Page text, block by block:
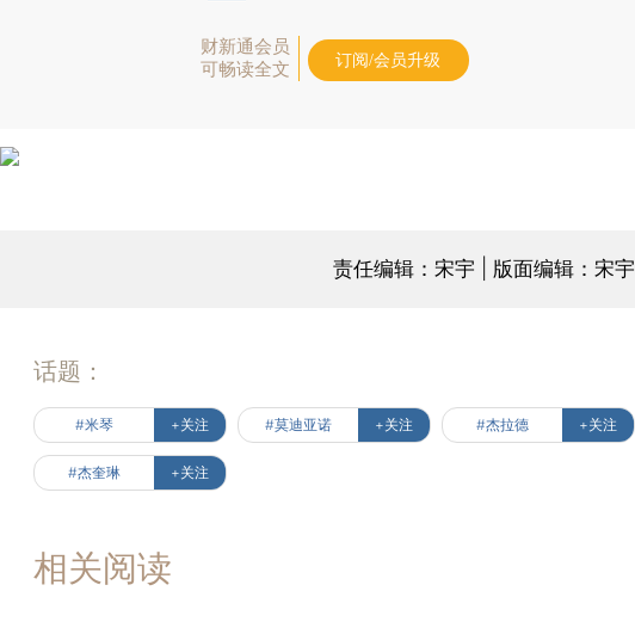
财新通会员
可畅读全文
订阅/会员升级
责任编辑：宋宇 | 版面编辑：宋宇
话题：
#米琴 +关注 #莫迪亚诺 +关注 #杰拉德 +关注
#杰奎琳 +关注
相关阅读